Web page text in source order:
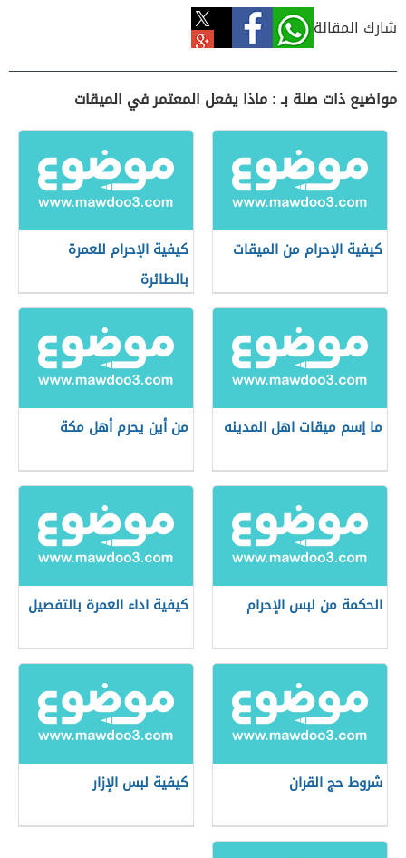
شارك المقالة
مواضيع ذات صلة بـ : ماذا يفعل المعتمر في الميقات
كيفية الإحرام من الميقات
كيفية الإحرام للعمرة
بالطائرة
ما إسم ميقات اهل المدينه من أين يحرم أهل مكة
الحكمة من لبس الإحرام كيفية اداء العمرة بالتفصيل
شروط حج القران كيفية لبس الإزار